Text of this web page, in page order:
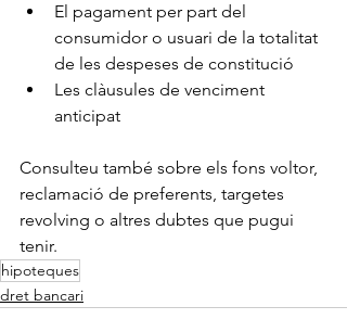
El pagament per part del
consumidor o usuari de la totalitat
de les despeses de constitució
Les clàusules de venciment
anticipat
Consulteu també sobre els fons voltor,
reclamació de preferents, targetes
revolving o altres dubtes que pugui
tenir.
hipoteques
dret bancari